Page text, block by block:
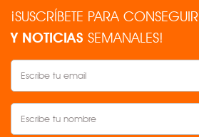
¡SUSCRÍBETE PARA CONSEGUIR
Y NOTICIAS SEMANALES!